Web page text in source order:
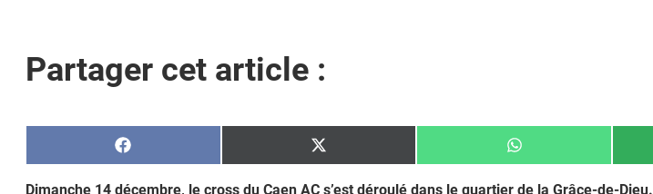
Partager cet article :
Share
on
Share
on
Share
on
Dimanche 14 décembre, le cross du Caen AC s’est déroulé dans le quartier de la Grâce-de-Dieu.